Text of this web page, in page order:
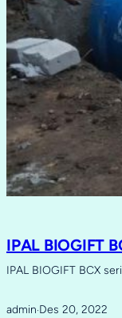
IPAL BIOGIFT
IPAL BIOGIFT BCX
admin·Des 20, 2022